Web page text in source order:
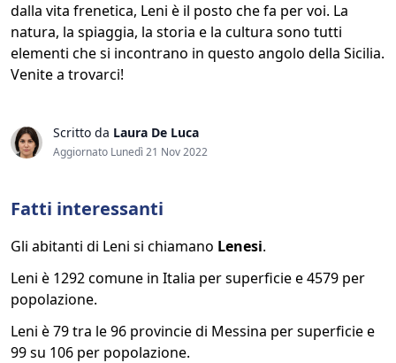
dalla vita frenetica, Leni è il posto che fa per voi. La
natura, la spiaggia, la storia e la cultura sono tutti
elementi che si incontrano in questo angolo della Sicilia.
Venite a trovarci!
Scritto da Laura De Luca
Aggiornato Lunedì 21 Nov 2022
Fatti interessanti
Gli abitanti di Leni si chiamano Lenesi.
Leni è 1292 comune in Italia per superficie e 4579 per
popolazione.
Leni è 79 tra le 96 provincie di Messina per superficie e
99 su 106 per popolazione.